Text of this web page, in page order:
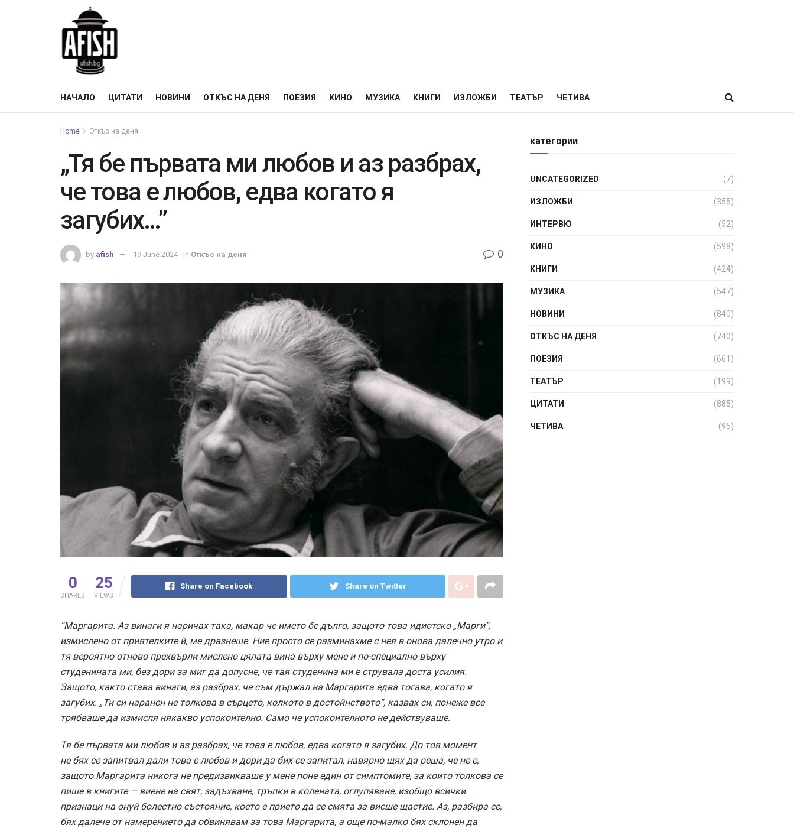
НАЧАЛО ЦИТАТИ НОВИНИ ОТКЪС НА ДЕНЯ ПОЕЗИЯ КИНО МУЗИКА КНИГИ ИЗЛОЖБИ ТЕАТЪР ЧЕТИВА
Home Откъс на деня
„Тя бе първата ми любов и аз разбрах,
че това е любов, едва когато я
загубих…”
by afish 19 June 2024 in Откъс на деня 0
0
SHARES
25
VIEWS
Share on Facebook Share on Twitter
“Маргарита. Аз винаги я наричах така, макар че името бе дълго, защото това идиотско „Марги“,
измислено от приятелките й, ме дразнеше. Ние просто се разминахме с нея в онова далечно утро и
тя вероятно отново прехвърли мислено цялата вина върху мене и по-специално върху
студенината ми, без дори за миг да допусне, че тая студенина ми е струвала доста усилия.
Защото, както става винаги, аз разбрах, че съм държал на Маргарита едва тогава, когато я
загубих. „Ти си наранен не толкова в сърцето, колкото в достойнството“, казвах си, понеже все
трябваше да измисля някакво успокоително. Само че успокоителното не действуваше.
Тя бе първата ми любов и аз разбрах, че това е любов, едва когато я загубих. До тоя момент
не бях се запитвал дали това е любов и дори да бих се запитал, навярно щях да реша, че не е,
защото Маргарита никога не предизвикваше у мене поне един от симптомите, за които толкова се
пише в книгите — виене на свят, задъхване, тръпки в колената, оглупяване, изобщо всички
признаци на онуй болестно състояние, което е прието да се смята за висше щастие. Аз, разбира се,
бях далече от намерението да обвинявам за това Маргарита, а още по-малко бях склонен да
категории
UNCATEGORIZED (7)
ИЗЛОЖБИ (355)
ИНТЕРВЮ (52)
КИНО (598)
КНИГИ (424)
МУЗИКА (547)
НОВИНИ (840)
ОТКЪС НА ДЕНЯ (740)
ПОЕЗИЯ (661)
ТЕАТЪР (199)
ЦИТАТИ (885)
ЧЕТИВА (95)